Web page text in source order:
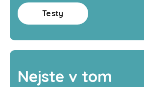
Testy
Nejste v tom